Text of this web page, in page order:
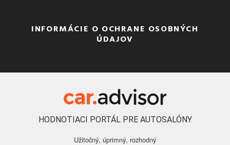
INFORMÁCIE O OCHRANE OSOBNÝCH
ÚDAJOV
HODNOTIACI PORTÁL PRE AUTOSALÓNY
Užitočný, úprimný, rozhodný